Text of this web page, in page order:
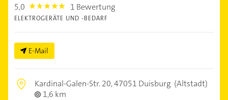
5,0 5.0 1 Bewertung
ELEKTROGERÄTE UND -BEDARF
E-Mail
Kardinal-Galen-Str. 20,47051 Duisburg (Altstadt)
1,6 km